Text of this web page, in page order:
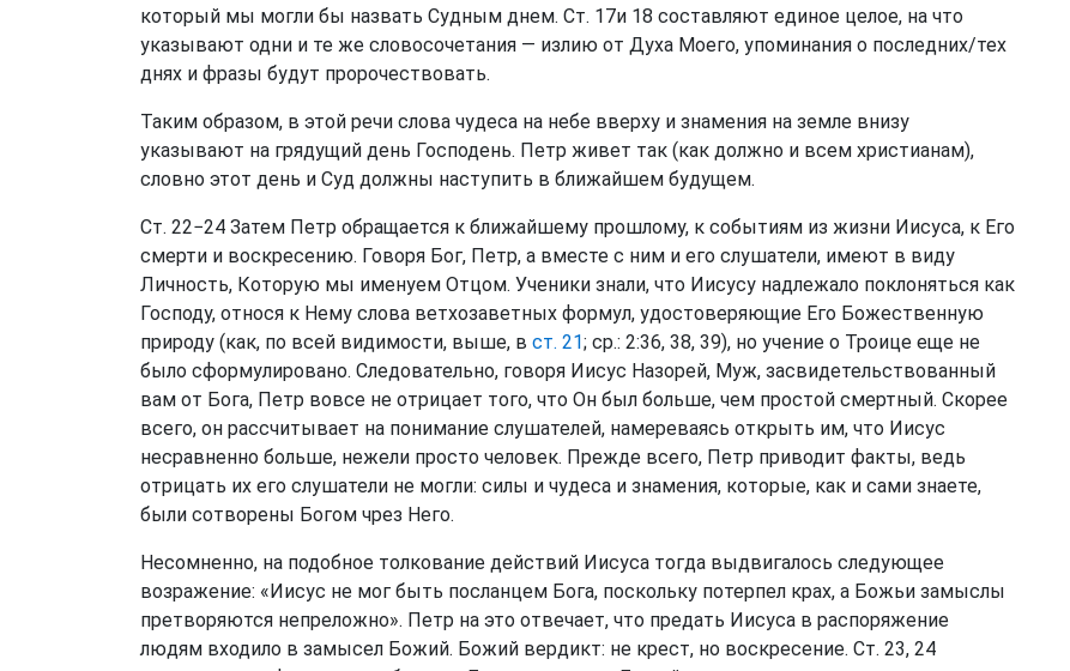
который мы могли бы назвать Судным днем. Ст. 17и 18 составляют единое целое, на что
указывают одни и те же словосочетания — излию от Духа Моего, упоминания о последних/тех
днях и фразы будут пророчествовать.
Таким образом, в этой речи слова чудеса на небе вверху и знамения на земле внизу
указывают на грядущий день Господень. Петр живет так (как должно и всем христианам),
словно этот день и Суд должны наступить в ближайшем будущем.
Ст. 22−24 Затем Петр обращается к ближайшему прошлому, к событиям из жизни Иисуса, к Его
смерти и воскресению. Говоря Бог, Петр, а вместе с ним и его слушатели, имеют в виду
Личность, Которую мы именуем Отцом. Ученики знали, что Иисусу надлежало поклоняться как
Господу, относя к Нему слова ветхозаветных формул, удостоверяющие Его Божественную
природу (как, по всей видимости, выше, в ст. 21; ср.: 2:36, 38, 39), но учение о Троице еще не
было сформулировано. Следовательно, говоря Иисус Назорей, Муж, засвидетельствованный
вам от Бога, Петр вовсе не отрицает того, что Он был больше, чем простой смертный. Скорее
всего, он рассчитывает на понимание слушателей, намереваясь открыть им, что Иисус
несравненно больше, нежели просто человек. Прежде всего, Петр приводит факты, ведь
отрицать их его слушатели не могли: силы и чудеса и знамения, которые, как и сами знаете,
были сотворены Богом чрез Него.
Несомненно, на подобное толкование действий Иисуса тогда выдвигалось следующее
возражение: «Иисус не мог быть посланцем Бога, поскольку потерпел крах, а Божьи замыслы
претворяются непреложно». Петр на это отвечает, что предать Иисуса в распоряжение
людям входило в замысел Божий. Божий вердикт: не крест, но воскресение. Ст. 23, 24